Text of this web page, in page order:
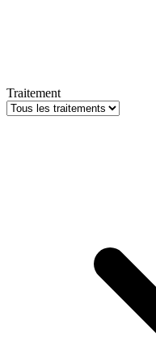
Traitement